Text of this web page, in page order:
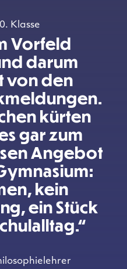
Klasse
Vorfeld
darum
von den
kürten
gar zum
Angebot
kein
ein Stück